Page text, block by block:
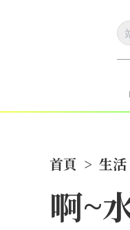
首頁 > 生活
啊~